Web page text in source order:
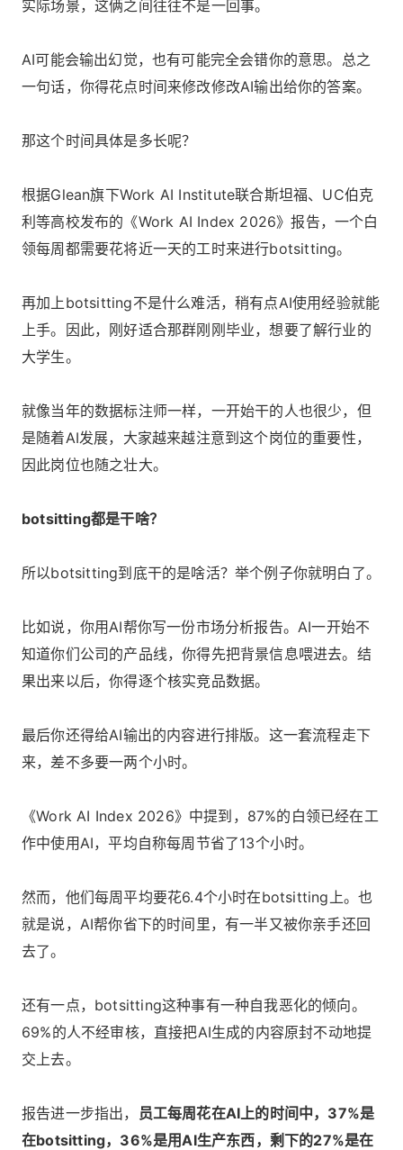
实际场景，这俩之间往往不是一回事。
AI可能会输出幻觉，也有可能完全会错你的意思。总之
一句话，你得花点时间来修改修改AI输出给你的答案。
那这个时间具体是多长呢？
根据Glean旗下Work AI Institute联合斯坦福、UC伯克
利等高校发布的《Work AI Index 2026》报告，一个白
领每周都需要花将近一天的工时来进行botsitting。
再加上botsitting不是什么难活，稍有点AI使用经验就能
上手。因此，刚好适合那群刚刚毕业，想要了解行业的
大学生。
就像当年的数据标注师一样，一开始干的人也很少，但
是随着AI发展，大家越来越注意到这个岗位的重要性，
因此岗位也随之壮大。
botsitting都是干啥？
所以botsitting到底干的是啥活？举个例子你就明白了。
比如说，你用AI帮你写一份市场分析报告。AI一开始不
知道你们公司的产品线，你得先把背景信息喂进去。结
果出来以后，你得逐个核实竞品数据。
最后你还得给AI输出的内容进行排版。这一套流程走下
来，差不多要一两个小时。
《Work AI Index 2026》中提到，87%的白领已经在工
作中使用AI，平均自称每周节省了13个小时。
然而，他们每周平均要花6.4个小时在botsitting上。也
就是说，AI帮你省下的时间里，有一半又被你亲手还回
去了。
还有一点，botsitting这种事有一种自我恶化的倾向。
69%的人不经审核，直接把AI生成的内容原封不动地提
交上去。
报告进一步指出，
员工每周花在AI上的时间中，37%是
在botsitting，36%是用AI生产东西，剩下的27%是在